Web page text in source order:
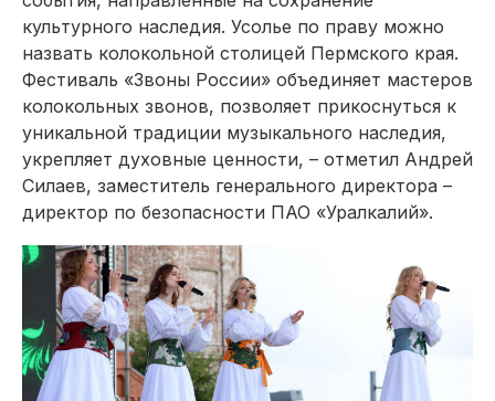
культурного наследия. Усолье по праву можно
назвать колокольной столицей Пермского края.
Фестиваль «Звоны России» объединяет мастеров
колокольных звонов, позволяет прикоснуться к
уникальной традиции музыкального наследия,
укрепляет духовные ценности, – отметил Андрей
Силаев, заместитель генерального директора –
директор по безопасности ПАО «Уралкалий».